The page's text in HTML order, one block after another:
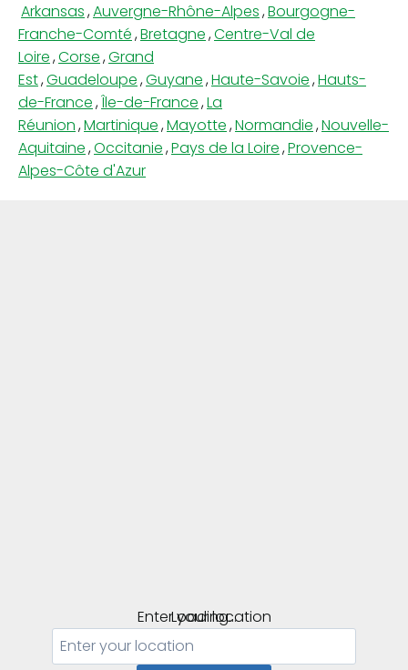
Arkansas,Auvergne-Rhône-Alpes,Bourgogne-
Franche-Comté,Bretagne,Centre-Val de
Loire,Corse,Grand
Est,Guadeloupe,Guyane,Haute-Savoie,Hauts-
de-France,Île-de-France,La
Réunion,Martinique,Mayotte,Normandie,Nouvelle-
Aquitaine,Occitanie,Pays de la Loire,Provence-
Alpes-Côte d'Azur
Loading...
Enter your location